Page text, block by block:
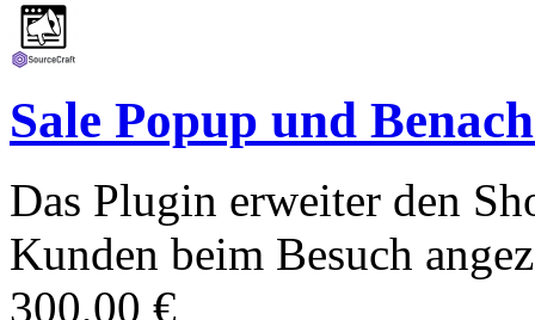
Sale Popup und
Das Plugin erweiter den
Kunden beim Besuch
300,00 €